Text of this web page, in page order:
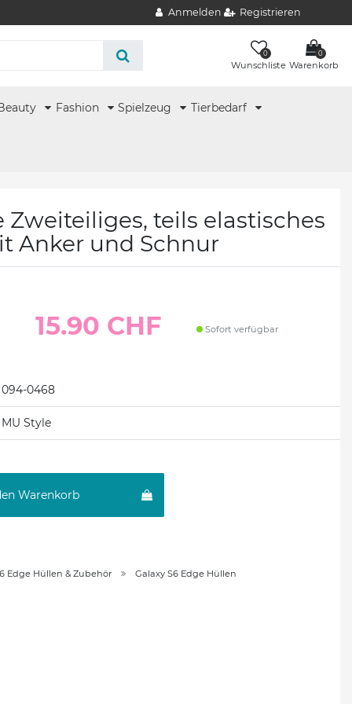
Anmelden Registrieren
0
Wunschliste
0
Warenkorb
Fashion Spielzeug Tierbedarf
Zweiteiliges, teils elastisches
Anker und Schnur
15.90 CHF Sofort verfügbar
094-0468
MU Style
Warenkorb
Edge Hüllen & Zubehör
Galaxy S6 Edge Hüllen